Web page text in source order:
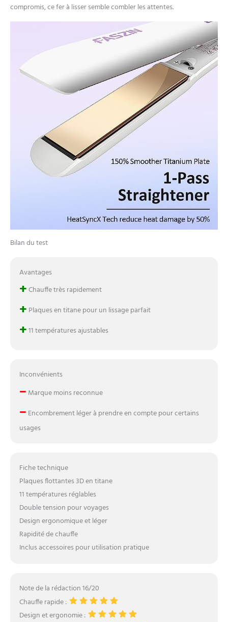
plaque flottante 3D peut
flexible à différents angles
et peut être ajustée en
permanence au style que
vous créez et convient à
tous les types et
structures de cheveux.
Conçu par Faszin : conçu
par des ingénieurs
allemands à l'écoute des
clients : l'écran LCD est
clair et facile à lire, arrêt
automatique de 30
minutes pour une
utilisation sûre ; double
compatibilité mondiale
plus pratique, le câble
pivotant à 360 ° de 2,2 m
permet de coiffer vos
cheveux sous tous les
compromis, ce fer à lisser semble combler les attentes.
Bilan du test
Avantages
+Chauffe très rapidement
+ Plaques en titane pour un lissage parfait
+11 températures ajustables
Inconvénients
– Marque moins reconnue
– Encombrement léger à prendre en compte pour certains
usages
Fiche technique
Plaques flottantes 3D en titane
11 températures réglables
Double tension pour voyages
Design ergonomique et léger
Rapidité de chauffe
Inclus accessoires pour utilisation pratique
Note de la rédaction 16/20
Chauffe rapide :
Design et ergonomie :